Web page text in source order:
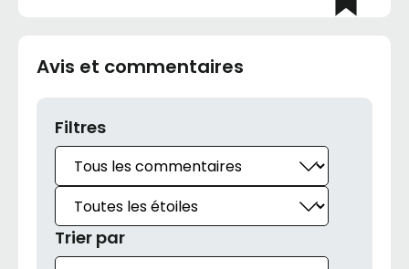
Avis et commentaires
Filtres
Trier par